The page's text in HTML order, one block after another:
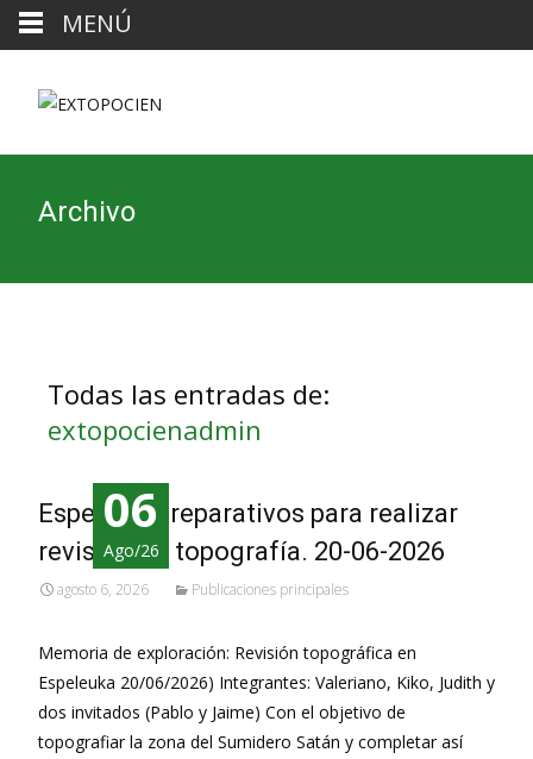
Archivo
Todas las entradas de:
extopocienadmin
06
Ago/26
Espeluka, preparativos para realizar
revisión de topografía. 20-06-2026
agosto 6, 2026 Publicaciones principales
Memoria de exploración: Revisión topográfica en
Espeleuka 20/06/2026) Integrantes: Valeriano, Kiko, Judith y
dos invitados (Pablo y Jaime) Con el objetivo de
topografiar la zona del Sumidero Satán y completar así
MENÚ